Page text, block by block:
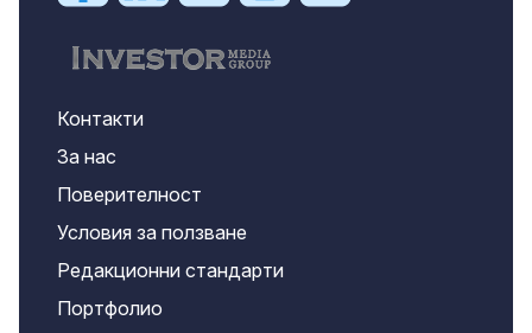
Контакти
За нас
Поверителност
Условия за ползване
Редакционни стандарти
Портфолио